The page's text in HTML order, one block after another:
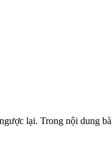
lại. Trong nội dung